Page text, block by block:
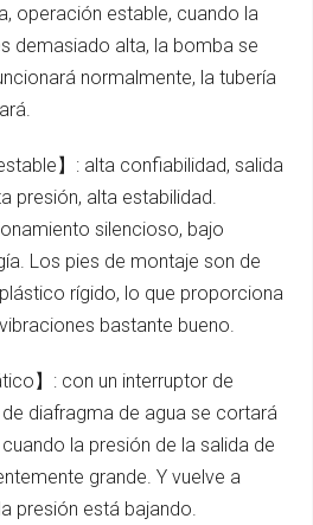
operación estable, cuando la
demasiado alta, la bomba se
normalmente, la tubería
】: alta confiabilidad, salida
presión, alta estabilidad.
silencioso, bajo
Los pies de montaje son de
rígido, lo que proporciona
bastante bueno.
】: con un interruptor de
diafragma de agua se cortará
la presión de la salida de
grande. Y vuelve a
presión está bajando.